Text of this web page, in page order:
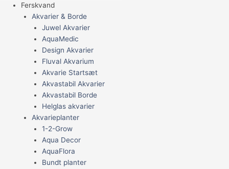
Ferskvand
Akvarier & Borde
Juwel Akvarier
AquaMedic
Design Akvarier
Fluval Akvarium
Akvarie Startsæt
Akvastabil Akvarier
Akvastabil Borde
Helglas akvarier
Akvarieplanter
1-2-Grow
Aqua Decor
AquaFlora
Bundt planter